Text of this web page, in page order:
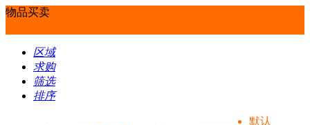
物品买卖
区域
求购
筛选
排序
默认